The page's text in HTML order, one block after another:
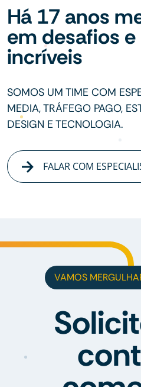
Há 17 anos
em desafios
incríveis
SOMOS UM TIME COM
MEDIA, TRÁFEGO PAGO,
DESIGN E TECNOLOGIA.
FALAR COM
VAMOS